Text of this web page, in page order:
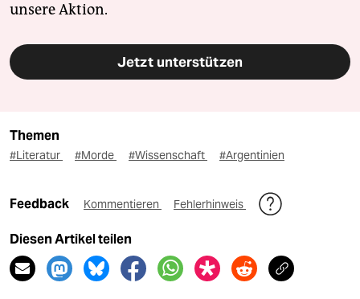
unsere Aktion.
Jetzt unterstützen
Themen
#Literatur #Morde #Wissenschaft #Argentinien
Feedback Kommentieren Fehlerhinweis
Diesen Artikel teilen